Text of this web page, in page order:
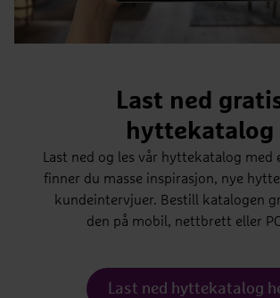
Last ned
hyttekatalog
Last ned og les vår hyttekatalog med
finner du masse inspirasjon, nye
kundeintervjuer. Bestill katalogen
den på mobil, nettbrett eller
Last ned hyttekatalog